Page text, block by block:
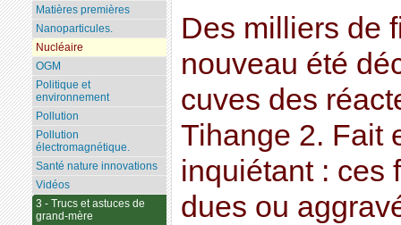
Des milliers de
nouveau été
cuves des
Tihange 2. Fait
inquiétant : ces
dues ou
Matières premières
Nanoparticules.
Nucléaire
OGM
Politique et
environnement
Pollution
Pollution
électromagnétique.
Santé nature innovations
Vidéos
3 - Trucs et astuces de
grand-mère